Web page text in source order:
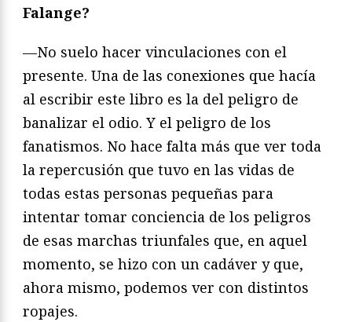
Falange?
—No suelo hacer vinculaciones con el
presente. Una de las conexiones que hacía
al escribir este libro es la del peligro de
banalizar el odio. Y el peligro de los
fanatismos. No hace falta más que ver toda
la repercusión que tuvo en las vidas de
todas estas personas pequeñas para
intentar tomar conciencia de los peligros
de esas marchas triunfales que, en aquel
momento, se hizo con un cadáver y que,
ahora mismo, podemos ver con distintos
ropajes.